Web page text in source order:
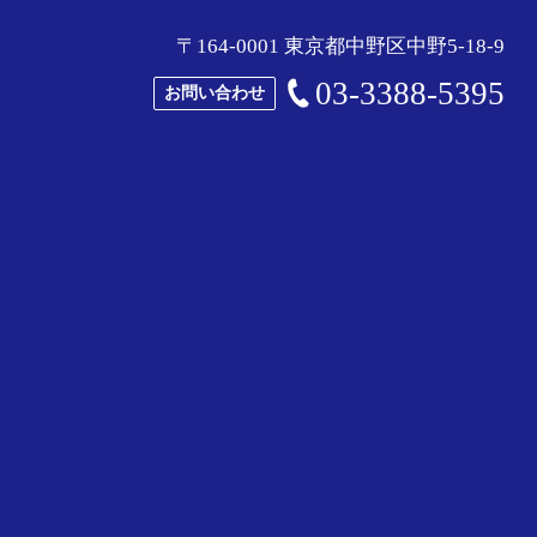
〒164-0001 東京都中野区中野5-18-9
お問い合わせ 03-3388-5395